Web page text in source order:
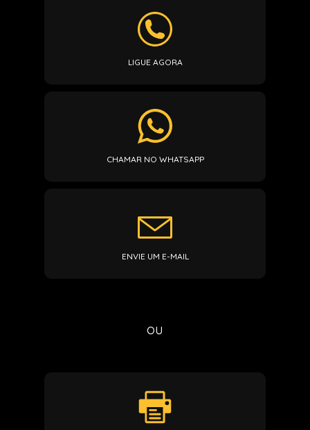
LIGUE AGORA
CHAMAR NO WHATSAPP
ENVIE UM E-MAIL
ou